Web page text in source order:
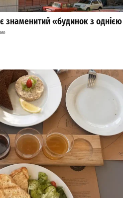
знаменитий «будинок з однією